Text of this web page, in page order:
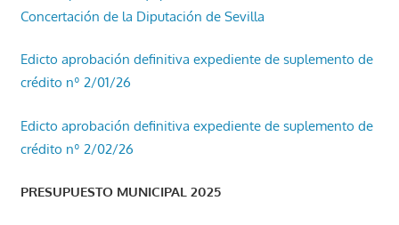
Concertación de la Diputación de Sevilla
Edicto aprobación definitiva expediente de suplemento de
crédito nº 2/01/26
Edicto aprobación definitiva expediente de suplemento de
crédito nº 2/02/26
PRESUPUESTO MUNICIPAL 2025